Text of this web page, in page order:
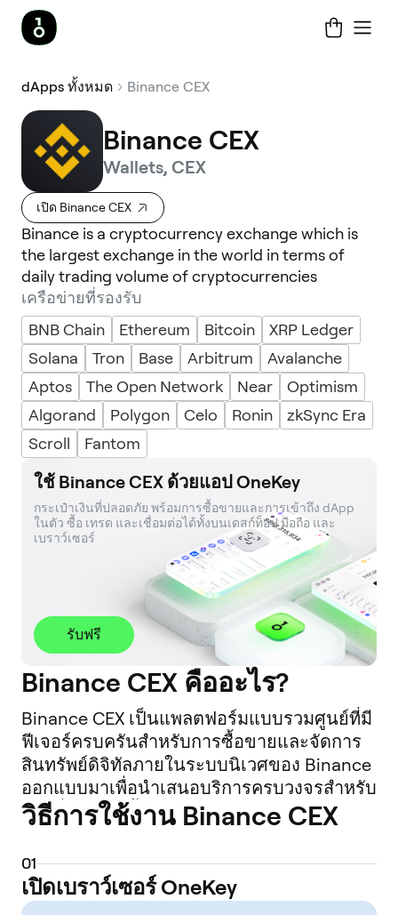
dApps ทั้งหมด Binance CEX
Binance CEX
Wallets, CEX
เปิด Binance CEX
Binance is a cryptocurrency exchange which is
the largest exchange in the world in terms of
daily trading volume of cryptocurrencies
เครือข่ายที่รองรับ
BNB Chain
Ethereum Bitcoin
XRP Ledger
Solana
Tron Base Arbitrum
Avalanche
Aptos
The Open Network Near
Optimism
Algorand
Polygon Celo Ronin
zkSync Era
Scroll
Fantom
ใช้ Binance CEX ด้วยแอป OneKey
กระเป๋าเงินที่ปลอดภัย พร้อมการซื้อขายและการเข้าถึง dApp
ในตัว ซื้อ เทรด และเชื่อมต่อได้ทั้งบนเดสก์ท็อป มือถือ และ
เบราว์เซอร์
รับฟรี
Binance CEX คืออะไร?
Binance CEX เป็นแพลตฟอร์มแบบรวมศูนย์ที่มี
ฟีเจอร์ครบครันสำหรับการซื้อขายและจัดการ
สินทรัพย์ดิจิทัลภายในระบบนิเวศของ Binance
ออกแบบมาเพื่อนำเสนอบริการครบวงจรสำหรับ
ผู้ใช้ที่ต้องการซื้อ ขาย และจัดการสกุลเงิน
จะทำธุรกรรมโดยตรงบนเชน แพลตฟอร์ม
รองรับการซื้อขายแบบ Spot การซื้อขายแบบ
มาร์จิ้น ตลาดฟิวเจอร์สและออปชั่น รวมถึงการ
วิธีการใช้งาน Binance CEX
01
เปิดเบราว์เซอร์ OneKey